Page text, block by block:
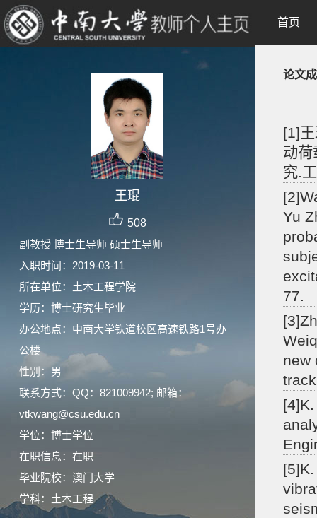
王琨
508
副教授 博士生导师 硕士生导师
入职时间：2019-03-11
所在单位：土木工程学院
学历：博士研究生毕业
办公地点：中南大学铁道校区高速铁路1号办
公楼
性别：男
联系方式：QQ：821009942; 邮箱：
vtkwang@csu.edu.cn
学位：博士学位
在职信息：在职
毕业院校：澳门大学
学科：土木工程
首页
论文
[1]
动荷
究.
Yu
77.
new